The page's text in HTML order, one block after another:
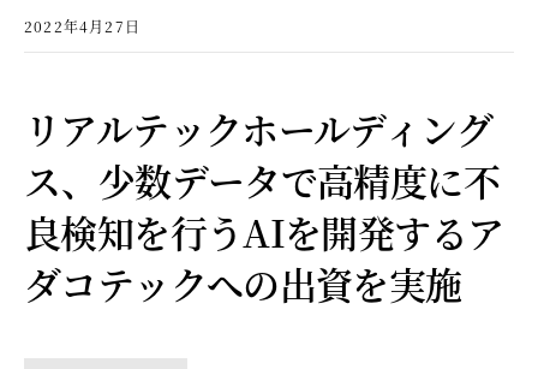
2022年4月27日
リアルテックホールディング
ス、少数データで高精度に不
良検知を行うAIを開発するア
ダコテックへの出資を実施